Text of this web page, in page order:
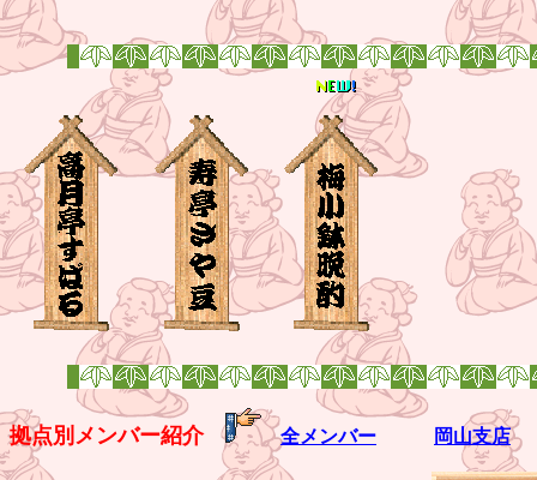
拠点別メンバー紹介 全メンバー 岡山支店